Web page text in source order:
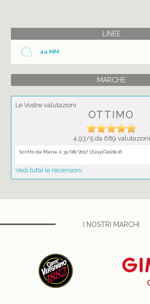
LINEE
44 MM
MARCHE
Le Vostre valutazioni:
OTTIMO
4,93/5 da 689 valutazioni
Scritto da Maria il 31/08/2017 (EasyCialde.it)
Vedi tutte le recensioni
I NOSTRI MARCHI